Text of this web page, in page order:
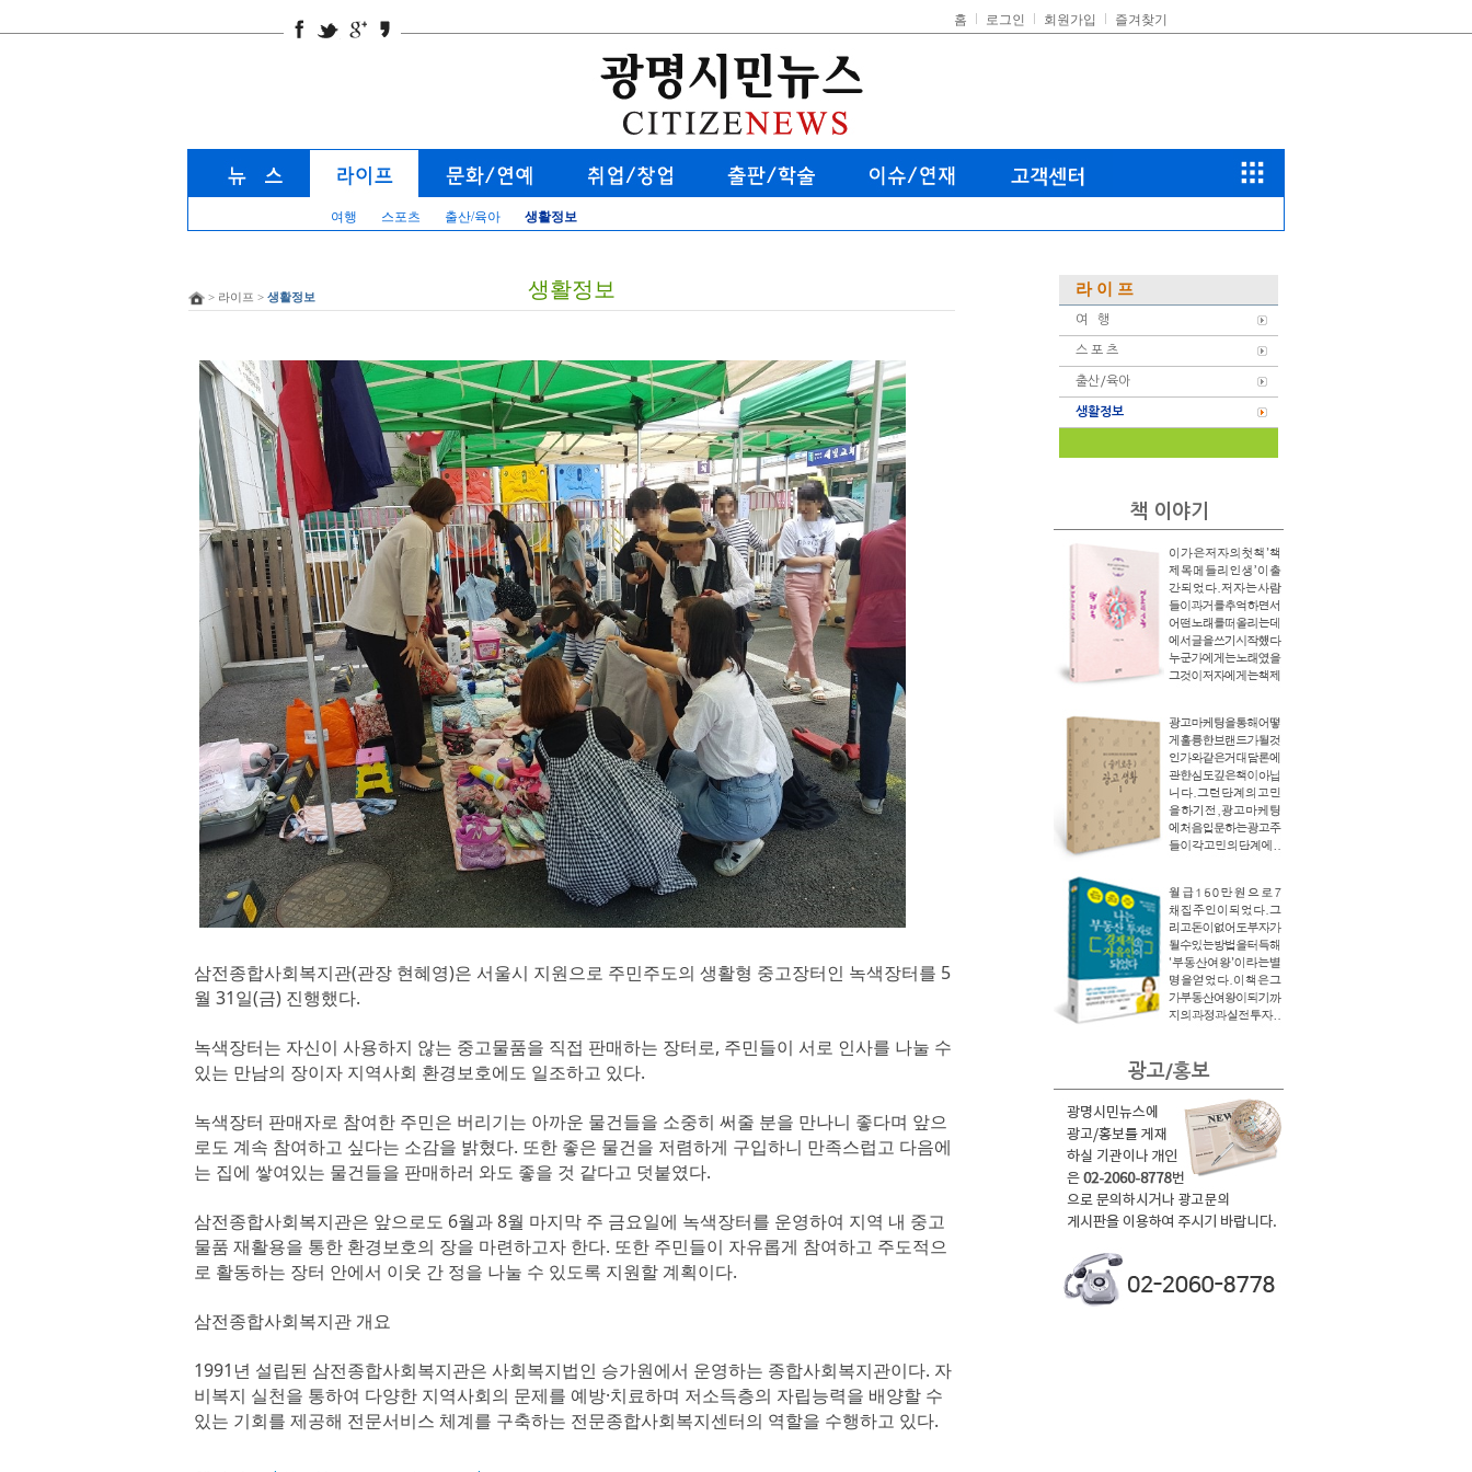
홈 로그인 회원가입 즐겨찾기
여행 스포츠 출산/육아 생활정보
라 이 프
여 행
스 포 츠
출산/육아
생활정보
책 이야기
광고/홍보
생활정보
> 라이프 > 생활정보
삼전종합사회복지관(관장 현혜영)은 서울시 지원으로 주민주도의 생활형 중고장터인 녹색장터를 5
월 31일(금) 진행했다.
녹색장터는 자신이 사용하지 않는 중고물품을 직접 판매하는 장터로, 주민들이 서로 인사를 나눌 수
있는 만남의 장이자 지역사회 환경보호에도 일조하고 있다.
녹색장터 판매자로 참여한 주민은 버리기는 아까운 물건들을 소중히 써줄 분을 만나니 좋다며 앞으
로도 계속 참여하고 싶다는 소감을 밝혔다. 또한 좋은 물건을 저렴하게 구입하니 만족스럽고 다음에
는 집에 쌓여있는 물건들을 판매하러 와도 좋을 것 같다고 덧붙였다.
삼전종합사회복지관은 앞으로도 6월과 8월 마지막 주 금요일에 녹색장터를 운영하여 지역 내 중고
물품 재활용을 통한 환경보호의 장을 마련하고자 한다. 또한 주민들이 자유롭게 참여하고 주도적으
로 활동하는 장터 안에서 이웃 간 정을 나눌 수 있도록 지원할 계획이다.
삼전종합사회복지관 개요
1991년 설립된 삼전종합사회복지관은 사회복지법인 승가원에서 운영하는 종합사회복지관이다. 자
비복지 실천을 통하여 다양한 지역사회의 문제를 예방·치료하며 저소득층의 자립능력을 배양할 수
있는 기회를 제공해 전문서비스 체계를 구축하는 전문종합사회복지센터의 역할을 수행하고 있다.